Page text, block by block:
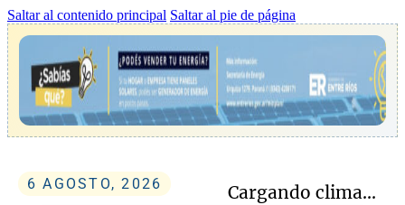
Saltar al contenido principal Saltar al pie de página
6 AGOSTO, 2026 Cargando clima...